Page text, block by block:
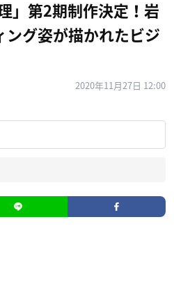
」第2期制作決定！岩
ング姿が描かれたビジ
2020年11月27日 12:00